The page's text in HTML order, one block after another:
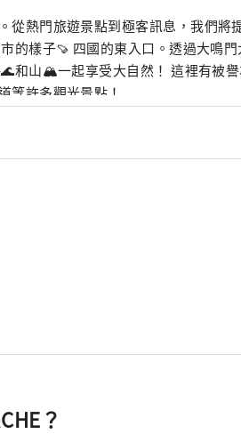
從熱門旅遊景點到極客訊息，我們將
的樣子🍠 四國的東入口。透過大鳴
和山🏔一起享受大自然！ 這裡有被
等許多觀光景點！
？